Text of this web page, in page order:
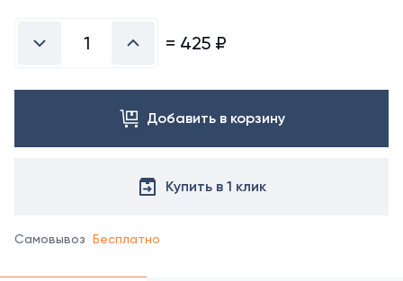
= 425 ₽
Добавить в корзину
Купить в 1 клик
Самовывоз Бесплатно